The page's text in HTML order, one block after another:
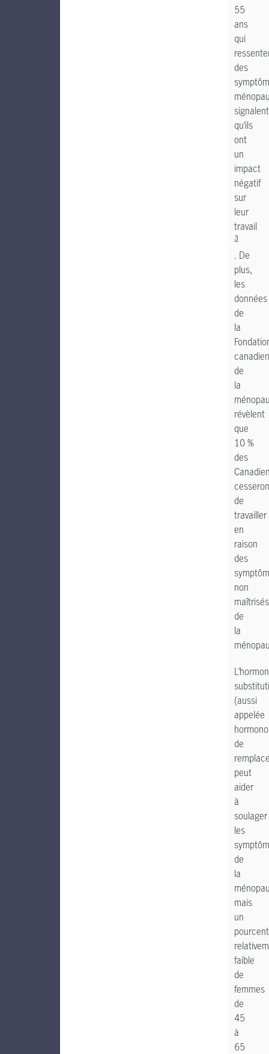
55
ans
qui
des
signalent
qu’ils
ont
un
impact
négatif
sur
leur
travail
3
. De
plus,
les
données
de
la
de
la
révèlent
que
10 %
des
de
travailler
en
raison
des
non
maîtrisés
de
la
(aussi
appelée
de
peut
aider
à
soulager
les
de
la
mais
un
faible
de
femmes
de
45
à
65